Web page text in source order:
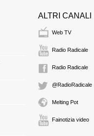
ALTRI CANALI
Web TV
Radio Radicale
Radio Radicale
@RadioRadicale
Melting Pot
Fainotizia video